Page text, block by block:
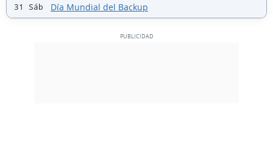
31 Sáb Día Mundial del Backup